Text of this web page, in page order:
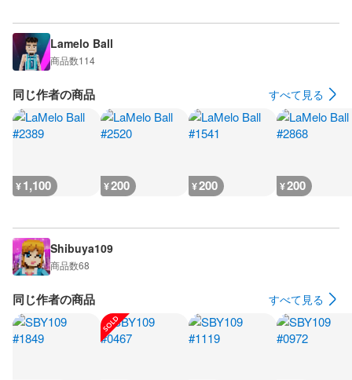
Lamelo Ball
商品数114
同じ作者の商品 すべて見る
¥1,100 ¥200 ¥200 ¥200
Shibuya109
商品数68
同じ作者の商品 すべて見る